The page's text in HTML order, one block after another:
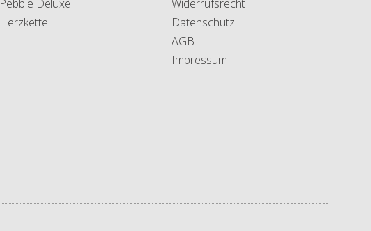
Pebble Deluxe
Herzkette
Widerrufsrecht
Datenschutz
AGB
Impressum